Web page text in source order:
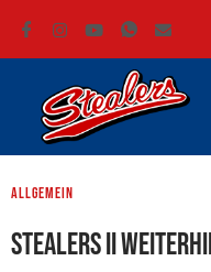
Allgemein
Stealers II